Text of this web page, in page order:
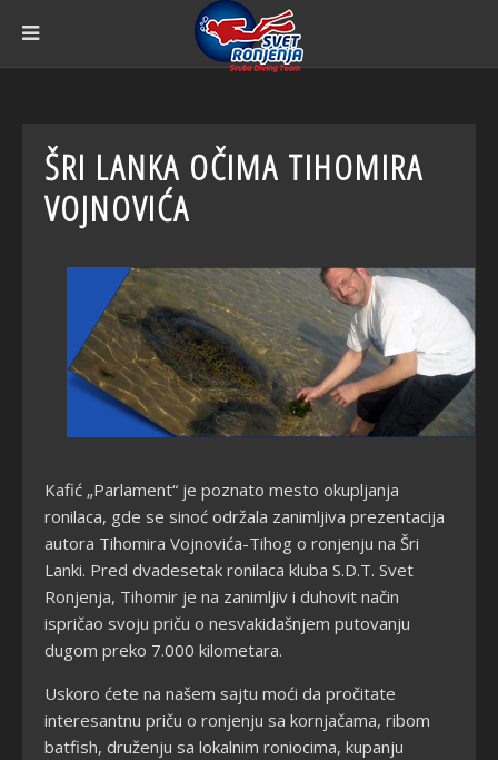
ŠRI LANKA OČIMA TIHOMIRA
VOJNOVIĆA
Kafić „Parlament“ je poznato mesto okupljanja
ronilaca, gde se sinoć održala zanimljiva prezentacija
autora Tihomira Vojnovića-Tihog o ronjenju na Šri
Lanki. Pred dvadesetak ronilaca kluba S.D.T. Svet
Ronjenja, Tihomir je na zanimljiv i duhovit način
ispričao svoju priču o nesvakidašnjem putovanju
dugom preko 7.000 kilometara.
Uskoro ćete na našem sajtu moći da pročitate
interesantnu priču o ronjenju sa kornjačama, ribom
batfish, druženju sa lokalnim roniocima, kupanju